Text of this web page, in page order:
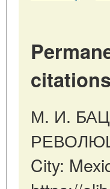
М. И.
City: